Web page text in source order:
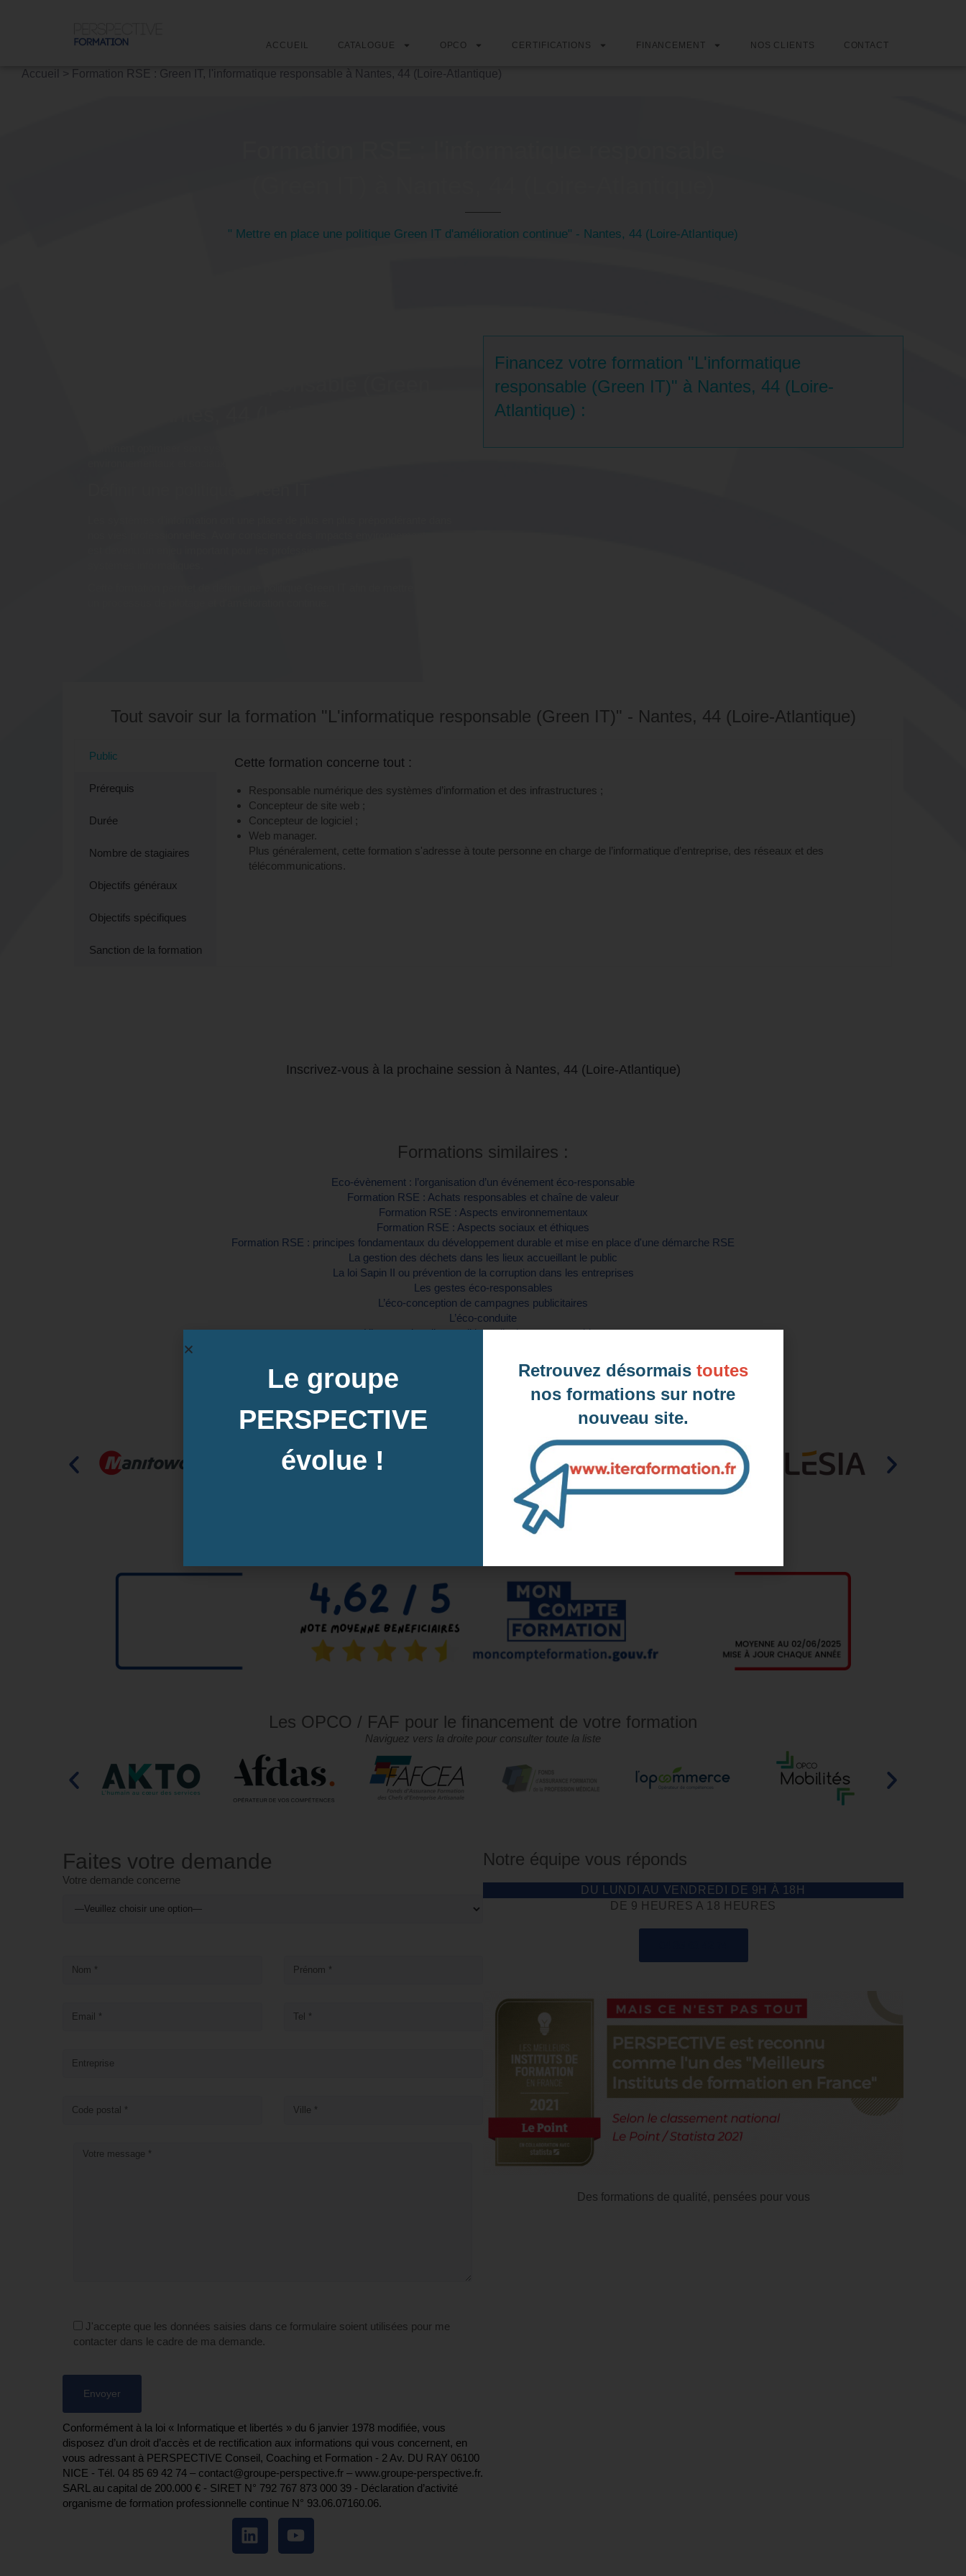
ACCUEIL CATALOGUE OPCO CERTIFICATIONS FINANCEMENT NOS CLIENTS CONTACT
Accueil > Formation RSE : Green IT, l'informatique responsable à Nantes, 44 (Loire-Atlantique)
" Mettre en place une politique Green IT d'amélioration continue" - Nantes, 44 (Loire-Atlantique)
Financez votre formation "L'informatique
responsable (Green IT)" à Nantes, 44 (Loire-
Atlantique) :
Tout savoir sur la formation "L'informatique responsable (Green IT)" - Nantes, 44 (Loire-Atlantique)
Public
Prérequis
Durée
Nombre de stagiaires
Objectifs généraux
Objectifs spécifiques
Sanction de la formation
Cette formation concerne tout :
Responsable numérique des systèmes d’information et des infrastructures ;
Concepteur de site web ;
Concepteur de logiciel ;
Web manager.
Plus généralement, cette formation s'adresse à toute personne en charge de l’informatique d’entreprise, des réseaux et des
télécommunications.
Inscrivez-vous à la prochaine session à Nantes, 44 (Loire-Atlantique)
Formations similaires :
Eco-évènement : l’organisation d’un événement éco-responsable
Formation RSE : Achats responsables et chaîne de valeur
Formation RSE : Aspects environnementaux
Formation RSE : Aspects sociaux et éthiques
Formation RSE : principes fondamentaux du développement durable et mise en place d'une démarche RSE
La gestion des déchets dans les lieux accueillant le public
La loi Sapin II ou prévention de la corruption dans les entreprises
Les gestes éco-responsables
L’éco-conception de campagnes publicitaires
L’éco-conduite
L’instauration d’une politique d’achats responsables
Naviguez vers la droite pour en voir davantage
💡 Le saviez-vous ? Nos accompagnements peuvent, très souvent, faire l'objet d'une prise en charge 👌
Les OPCO / FAF pour le financement de votre formation
Naviguez vers la droite pour consulter toute la liste
Faites votre demande
Votre demande concerne
J'accepte que les données saisies dans ce formulaire soient utilisées pour me
contacter dans le cadre de ma demande.
Conformément à la loi « Informatique et libertés » du 6 janvier 1978 modifiée, vous
disposez d’un droit d’accès et de rectification aux informations qui vous concernent, en
vous adressant à PERSPECTIVE Conseil, Coaching et Formation - 2 Av. DU RAY 06100
NICE - Tél. 04 85 69 42 74⁩ – contact@groupe-perspective.fr – www.groupe-perspective.fr.
SARL au capital de 200.000 € - SIRET N° 792 767 873 000 39 - Déclaration d’activité
organisme de formation professionnelle continue N° 93.06.07160.06.
Notre équipe vous réponds
DU LUNDI AU VENDREDI DE 9H À 18H
DE 9 HEURES A 18 HEURES
Des formations de qualité, pensées pour vous
Le groupe
PERSPECTIVE
évolue !
Retrouvez désormais toutes
nos formations sur notre
nouveau site.